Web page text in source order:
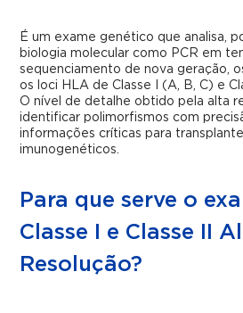
É um exame genético que analisa,
biologia molecular como PCR em
sequenciamento de nova geração,
os loci HLA de Classe I (A, B, C) e
O nível de detalhe obtido pela alta
identificar polimorfismos com
informações críticas para
imunogenéticos.
Para que serve o
Classe I e Classe II
Resolução?